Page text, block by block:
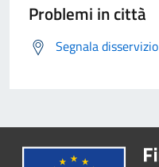
Problemi in città
Segnala disservizio